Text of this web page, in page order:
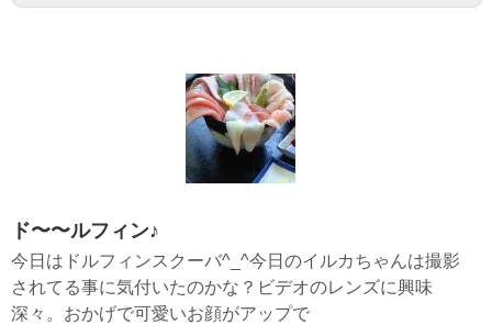
ド〜〜ルフィン♪
今日はドルフィンスクーバ^_^今日のイルカちゃんは撮影
されてる事に気付いたのかな？ビデオのレンズに興味
深々。おかげで可愛いお顔がアップで